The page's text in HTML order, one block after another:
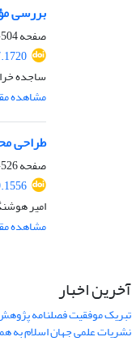
بررسی
صفحه504-525
ساجده
مشاهده
طراحی
صفحه526-541
امیر
مشاهده
آخرین اخبار
تبریک موفقیت فصلنامه
نشریات علمی جهان اسلام به